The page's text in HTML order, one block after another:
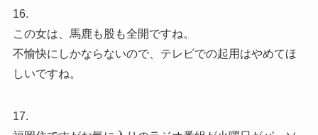
16.
この女は、馬鹿も股も全開ですね。
不愉快にしかならないので、テレビでの起用はやめてほ
しいですね。
17.